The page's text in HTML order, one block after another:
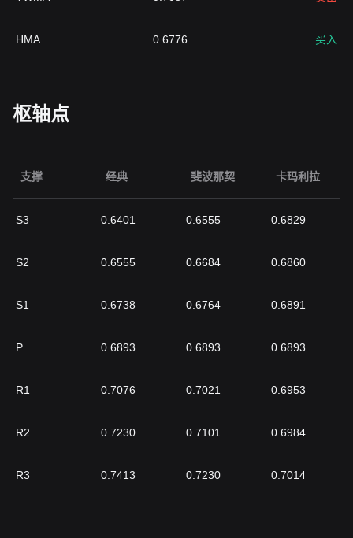
HMA 0.6776 买入
枢轴点
支撑 经典 斐波那契 卡玛利拉
S3 0.6401 0.6555 0.6829
S2 0.6555 0.6684 0.6860
S1 0.6738 0.6764 0.6891
P 0.6893 0.6893 0.6893
R1 0.7076 0.7021 0.6953
R2 0.7230 0.7101 0.6984
R3 0.7413 0.7230 0.7014